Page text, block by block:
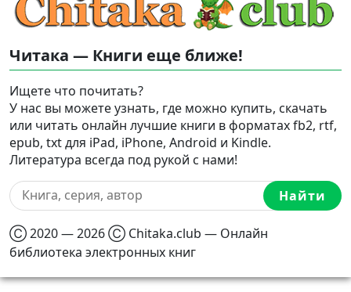
Читака — Книги еще ближе!
Ищете что почитать?
У нас вы можете узнать, где можно купить, скачать
или читать онлайн лучшие книги в форматах fb2, rtf,
epub, txt для iPad, iPhone, Android и Kindle.
Литература всегда под рукой с нами!
Найти
Ⓒ 2020 — 2026 Ⓒ Chitaka.club — Онлайн
библиотека электронных книг